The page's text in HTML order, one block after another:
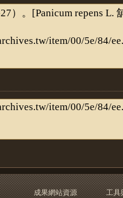
成果網站資源
工具